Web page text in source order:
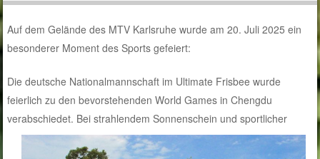
Auf dem Gelände des MTV Karlsruhe wurde am 20. Juli 2025 ein
besonderer Moment des Sports gefeiert:
Die deutsche Nationalmannschaft im Ultimate Frisbee wurde
feierlich zu den bevorstehenden World Games in Chengdu
verabschiedet. Bei strahlendem Sonnenschein und sportlicher